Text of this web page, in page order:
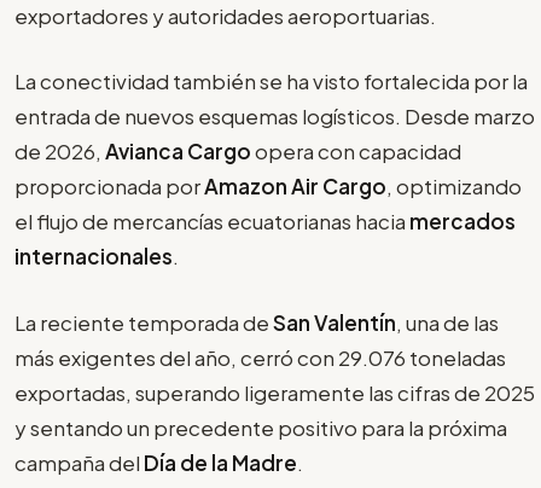
exportadores y autoridades aeroportuarias.
La conectividad también se ha visto fortalecida por la
entrada de nuevos esquemas logísticos. Desde marzo
de 2026, Avianca Cargoopera con capacidad
proporcionada porAmazon Air Cargo, optimizando
el flujo de mercancías ecuatorianas hacia mercados
internacionales.
La reciente temporada deSan Valentín, una de las
más exigentes del año, cerró con 29.076 toneladas
exportadas, superando ligeramente las cifras de 2025
y sentando un precedente positivo para la próxima
campaña del Día de la Madre.